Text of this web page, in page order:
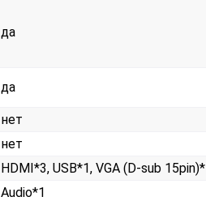
да
да
нет
нет
HDMI*3, USB*1, VGA (D-sub
Audio*1